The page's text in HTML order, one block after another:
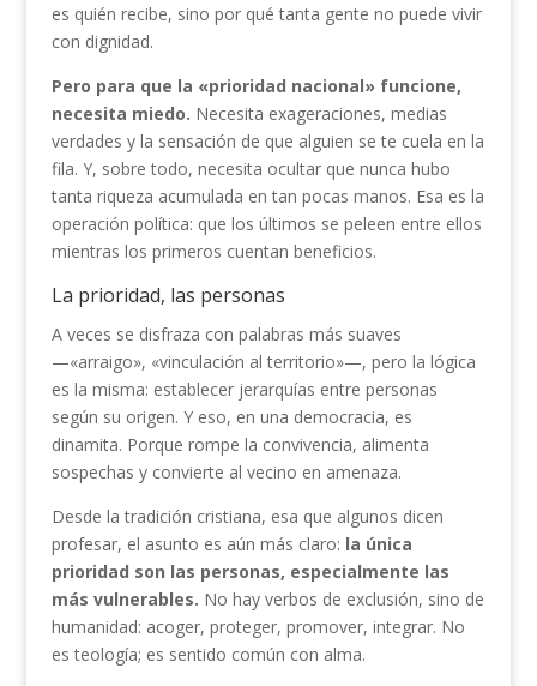
es quién recibe, sino por qué tanta gente no puede vivir
con dignidad.
Pero para que la «prioridad nacional» funcione,
necesita miedo. Necesita exageraciones, medias
verdades y la sensación de que alguien se te cuela en la
fila. Y, sobre todo, necesita ocultar que nunca hubo
tanta riqueza acumulada en tan pocas manos. Esa es la
operación política: que los últimos se peleen entre ellos
mientras los primeros cuentan beneficios.
La prioridad, las personas
A veces se disfraza con palabras más suaves
—«arraigo», «vinculación al territorio»—, pero la lógica
es la misma: establecer jerarquías entre personas
según su origen. Y eso, en una democracia, es
dinamita. Porque rompe la convivencia, alimenta
sospechas y convierte al vecino en amenaza.
Desde la tradición cristiana, esa que algunos dicen
profesar, el asunto es aún más claro: la única
prioridad son las personas, especialmente las
más vulnerables. No hay verbos de exclusión, sino de
humanidad: acoger, proteger, promover, integrar. No
es teología; es sentido común con alma.